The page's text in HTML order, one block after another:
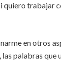
quiero trabajar
en otros
palabras que